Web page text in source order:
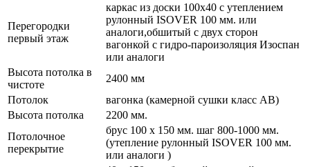
Перегородки
первый этаж
каркас из доски 100х40 с утеплением
рулонный ISOVER 100 мм. или
аналоги,обшитый с двух сторон
вагонкой с гидро-пароизоляция Изоспан
или аналоги
Высота потолка в
чистоте
2400 мм
Потолок
вагонка (камерной сушки класс АВ)
Высота потолка
2200 мм.
Потолочное
перекрытие
брус 100 х 150 мм. шаг 800-1000 мм.
(утепление рулонный ISOVER 100 мм.
или аналоги )